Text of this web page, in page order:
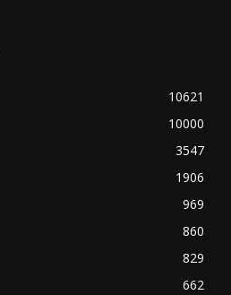
10621
10000
3547
1906
969
860
829
662